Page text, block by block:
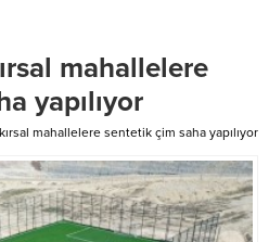
mahallelere
yapılıyor
mahallelere sentetik çim saha yapılıyor